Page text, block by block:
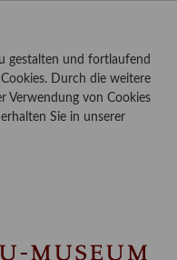
gestalten und fortlaufend
Durch die weitere
Verwendung von Cookies
Sie in unserer